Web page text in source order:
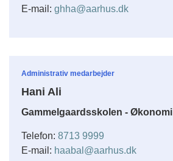
E-mail: ghha@aarhus.dk
Administrativ medarbejder
Hani Ali
Gammelgaardsskolen - Økonomi
Telefon: 8713 9999
E-mail: haabal@aarhus.dk